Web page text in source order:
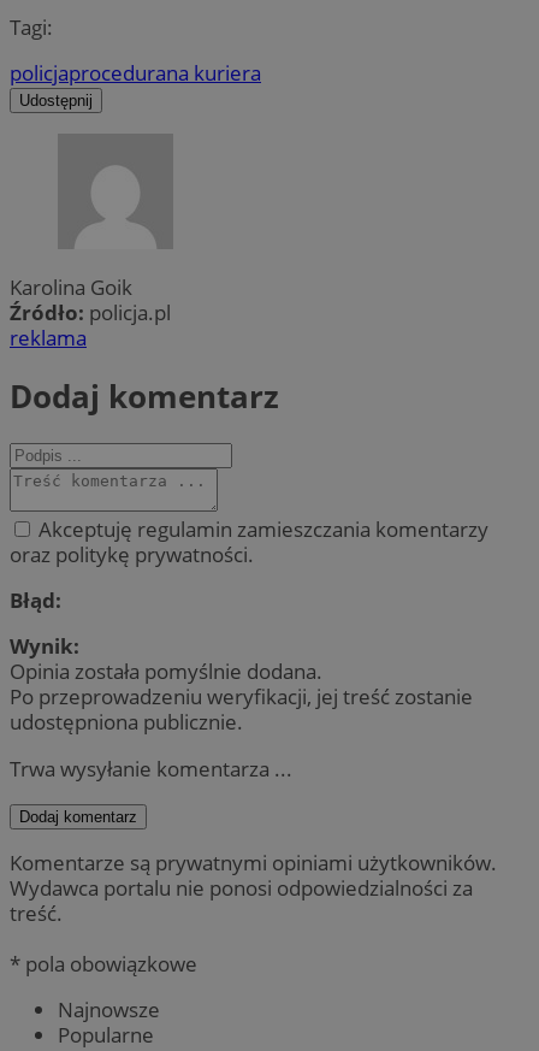
Tagi:
policjaprocedurana kuriera
Udostępnij
Karolina Goik
Źródło: policja.pl
reklama
Dodaj komentarz
Akceptuję regulamin zamieszczania komentarzy
oraz politykę prywatności.
Błąd:
Wynik:
Opinia została pomyślnie dodana.
Po przeprowadzeniu weryfikacji, jej treść zostanie
udostępniona publicznie.
Trwa wysyłanie komentarza ...
Dodaj komentarz
Komentarze są prywatnymi opiniami użytkowników.
Wydawca portalu nie ponosi odpowiedzialności za
treść.
* pola obowiązkowe
Najnowsze
Popularne